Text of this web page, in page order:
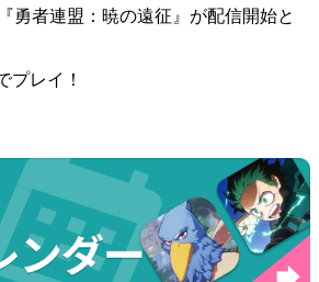
勇者連盟：暁の遠征』が配信開始と
プレイ！